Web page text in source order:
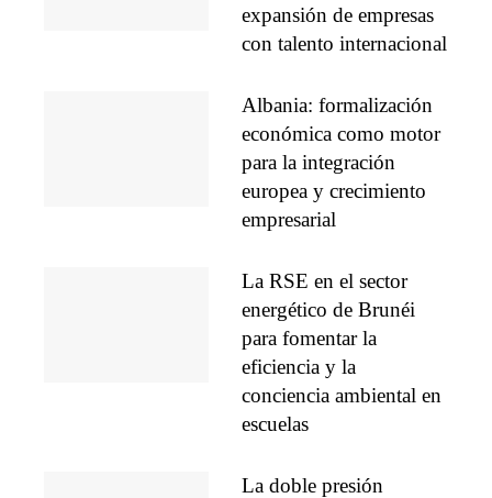
expansión de empresas
con talento internacional
Albania: formalización
económica como motor
para la integración
europea y crecimiento
empresarial
La RSE en el sector
energético de Brunéi
para fomentar la
eficiencia y la
conciencia ambiental en
escuelas
La doble presión